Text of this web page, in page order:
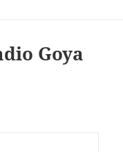
Goya